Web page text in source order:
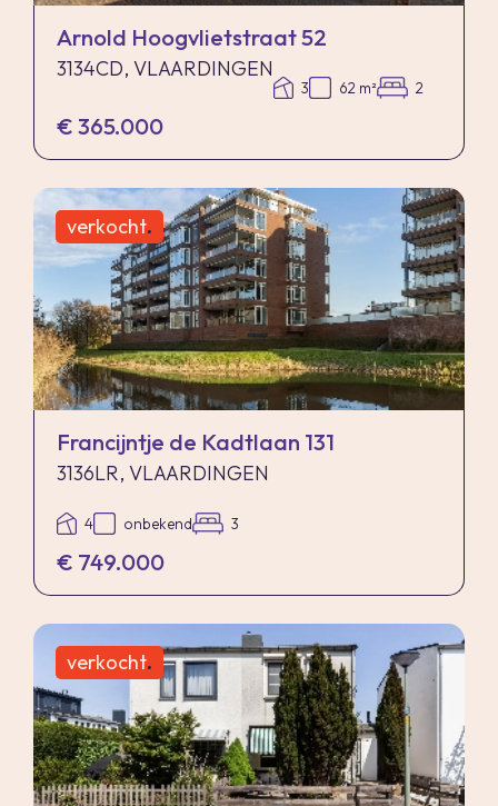
Arnold Hoogvlietstraat 52
3134CD, VLAARDINGEN
3 62 m² 2
€ 365.000
verkocht.
Francijntje de Kadtlaan 131
3136LR, VLAARDINGEN
4 onbekend 3
€ 749.000
verkocht.